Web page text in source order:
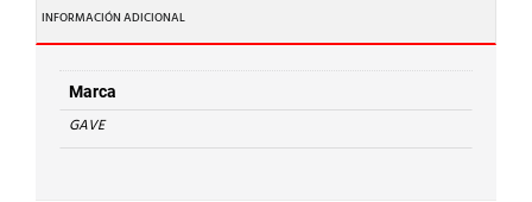
INFORMACIÓN ADICIONAL
Marca
GAVE